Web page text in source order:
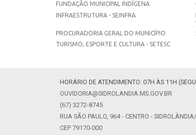
FUNDAÇÃO MUNICIPAL INDÍGENA
INFRAESTRUTURA - SEINFRA
PROCURADORIA GERAL DO MUNICÍPIO
TURISMO, ESPORTE E CULTURA - SETESC
HORÁRIO DE ATENDIMENTO: 07H ÀS 11H
OUVIDORIA@SIDROLANDIA.MS.GOV.BR
(67) 3272-8745
RUA SÃO PAULO, 964 - CENTRO -
CEP 79170-000